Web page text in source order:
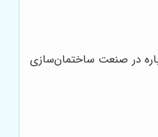
در صنعت ساختمان‌سازی